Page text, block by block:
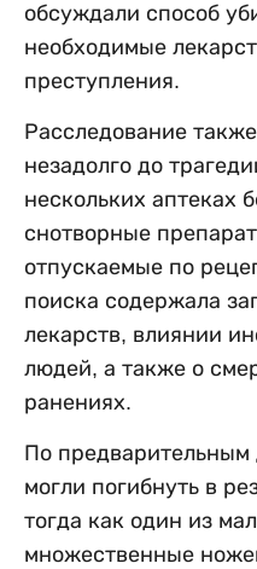
обсуждали способ
необходимые
преступления.
Расследование
незадолго до
нескольких аптеках
снотворные
отпускаемые по
поиска содержала
лекарств, влиянии
людей, а также о
ранениях.
По
могли погибнуть в
тогда как один из
множественные